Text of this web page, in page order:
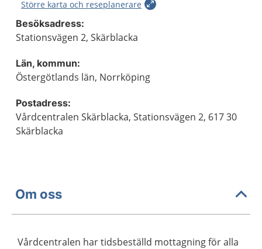
Större karta och reseplanerare
Besöksadress:
Stationsvägen 2, Skärblacka
Län, kommun:
Östergötlands län, Norrköping
Postadress:
Vårdcentralen Skärblacka, Stationsvägen 2, 617 30
Skärblacka
Om oss
Vårdcentralen har tidsbeställd mottagning för alla